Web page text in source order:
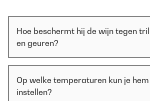
Hoe beschermt hij de wijn tegen
en geuren?
Op welke temperaturen kun je hem
instellen?